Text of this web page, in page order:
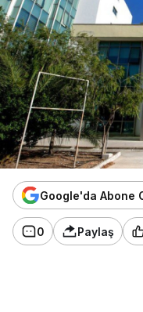
Google'da Abone
0 Paylaş